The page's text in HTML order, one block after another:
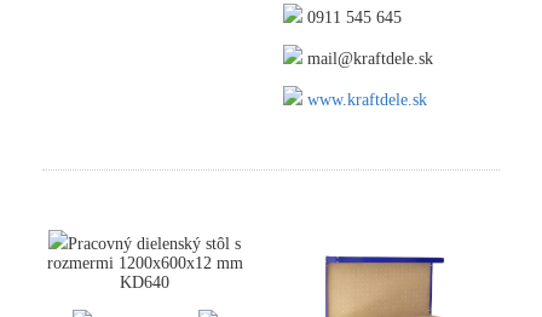
0911 545 645
mail@kraftdele.sk
www.kraftdele.sk
Pracovný dielenský stôl s
rozmermi 1200x600x12 mm
KD640